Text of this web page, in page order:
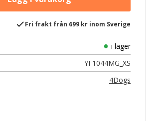
checkFri frakt från 699 kr inom Sverige
i lager
YF1044MG_XS
4Dogs